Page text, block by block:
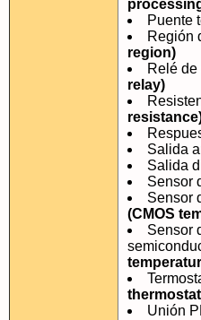
Puente
Región
region)
Relé
relay)
Salida
Salida
Sensor
Sensor
(CMOS
Sensor
Unión